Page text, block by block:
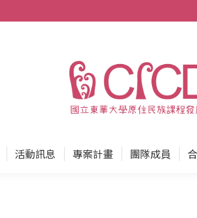
活動訊息 專案計畫 團隊成員
關於中心 最新消息 活動訊息 專案